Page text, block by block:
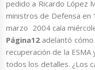
pedido a Ricardo López
ministros de Defensa en
marzo 2004 caía
Página12 adelantó
recuperación de la
todos los detalles. ¿Los